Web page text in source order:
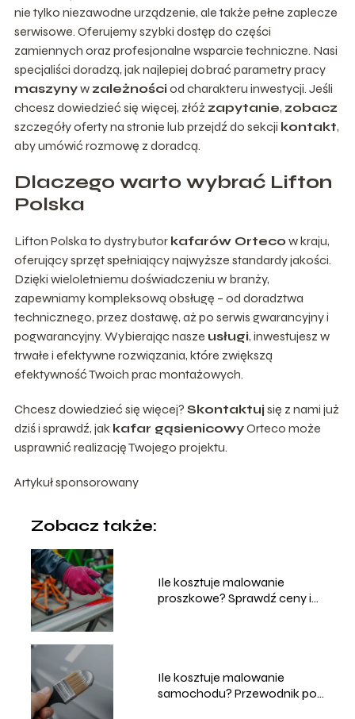
nie tylko niezawodne urządzenie, ale także pełne zaplecze
serwisowe. Oferujemy szybki dostęp do części
zamiennych oraz profesjonalne wsparcie techniczne. Nasi
specjaliści doradzą, jak najlepiej dobrać parametry pracy
maszynyw zależności od charakteru inwestycji. Jeśli
chcesz dowiedzieć się więcej, złóż zapytanie, zobacz
szczegóły oferty na stronie lub przejdź do sekcji kontakt,
aby umówić rozmowę z doradcą.
Dlaczego warto wybrać Lifton
Polska
Lifton Polska to dystrybutor kafarów Orteco w kraju,
oferujący sprzęt spełniający najwyższe standardy jakości.
Dzięki wieloletniemu doświadczeniu w branży,
zapewniamy kompleksową obsługę – od doradztwa
technicznego, przez dostawę, aż po serwis gwarancyjny i
pogwarancyjny. Wybierając nasze usługi, inwestujesz w
trwałe i efektywne rozwiązania, które zwiększą
efektywność Twoich prac montażowych.
Chcesz dowiedzieć się więcej? Skontaktuj się z nami już
dziś i sprawdź, jak kafar gąsienicowyOrteco może
usprawnić realizację Twojego projektu.
Artykuł sponsorowany
Zobacz także:
Ile kosztuje malowanie
proszkowe? Sprawdź ceny i
Ile kosztuje malowanie
samochodu? Przewodnik po